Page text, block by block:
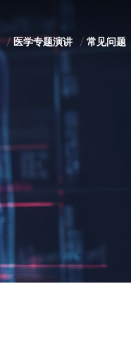
医学专题演讲 常见问题